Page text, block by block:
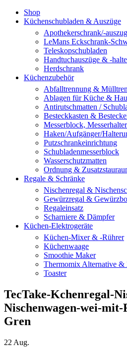
Shop
Küchenschubladen & Auszüge
Apothekerschrank/-auszug
LeMans Eckschrank-
Teleskopschubladen
Handtuchauszüge & -
Herdschrank
Küchenzubehör
Abfalltrennung &
Ablagen für Küche &
Antirutschmatten /
Besteckkasten &
Messerblock,
Haken/Aufgänger/
Putzschrankeinrichtung
Schubladenmesserblock
Wasserschutzmatten
Ordnung &
Regale & Schränke
Nischenregal &
Gewürzregal &
Regaleinsatz
Scharniere & Dämpfer
Küchen-Elektrogeräte
Küchen-Mixer & -Rührer
Küchenwaage
Smoothie Maker
Thermomix Alternative &
Toaster
TecTake-Kchenregal-
Nischenwagen-wei-
Gren
22 Aug.